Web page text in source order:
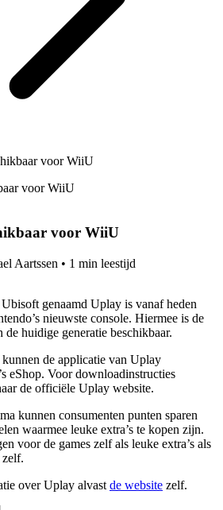
voor WiiU
voor WiiU
Aartssen • 1 min leestijd
genaamd Uplay is vanaf heden
nieuwste console. Hiermee is de
huidige generatie beschikbaar.
de applicatie van Uplay
eShop. Voor downloadinstructies
de officiële Uplay website.
kunnen consumenten punten sparen
waarmee leuke extra’s te kopen zijn.
voor de games zelf als leuke extra’s als
zelf.
over Uplay alvast de website zelf.